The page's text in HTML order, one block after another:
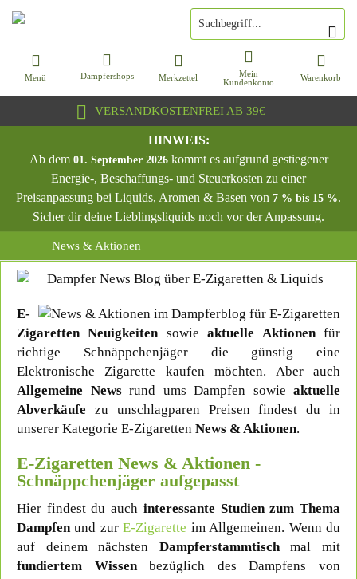
VERSANDKOSTENFREI AB 39€
Dampfershops
Menü Warenkorb
Merkzettel
Mein
Kundenkonto
HINWEIS:
Ab dem 01. September 2026kommt es aufgrund gestiegener
Energie-, Beschaffungs- und Steuerkosten zu einer
Preisanpassung bei Liquids, Aromen & Basen von 7 % bis 15 %.
Sicher dir deine Lieblingsliquids noch vor der Anpassung.
News & Aktionen
E-
Zigaretten Neuigkeitensowieaktuelle Aktionenfür
richtige Schnäppchenjäger die günstig eine
Elektronische Zigarette kaufen möchten. Aber auch
Allgemeine Newsrund ums Dampfen sowie aktuelle
Abverkäufe zu unschlagparen Preisen findest du in
unserer Kategorie E-Zigaretten News & Aktionen.
E-Zigaretten News & Aktionen -
Schnäppchenjäger aufgepasst
Hier findest du auch interessante Studien zum Thema
Dampfenund zurE-Zigarette im Allgemeinen. Wenn du
auf deinem nächsten Dampferstammtischmal mit
fundiertem Wissenbezüglich des Dampfens von